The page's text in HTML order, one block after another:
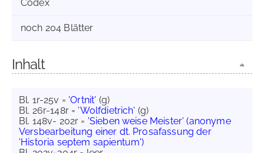
Codex
noch 204 Blätter
Inhalt
Bl. 1r-25v = 'Ortnit' (g)
Bl. 26r-148r = 'Wolfdietrich' (g)
Bl. 148v- 202r = 'Sieben weise Meister' (anonyme
Versbearbeitung einer dt. Prosafassung der
'Historia septem sapientum')